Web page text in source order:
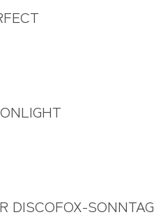
DISCOFOX-SONNTAG